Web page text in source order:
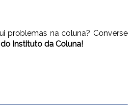
problemas na coluna? Converse
Instituto da Coluna!